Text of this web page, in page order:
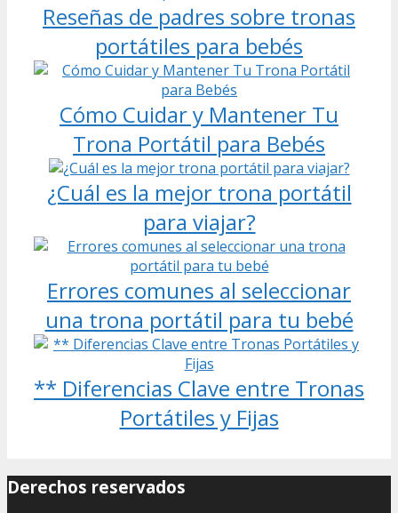
Reseñas de padres sobre tronas
portátiles para bebés
Cómo Cuidar y Mantener Tu
Trona Portátil para Bebés
¿Cuál es la mejor trona portátil
para viajar?
Errores comunes al seleccionar
una trona portátil para tu bebé
** Diferencias Clave entre Tronas
Portátiles y Fijas
Derechos reservados